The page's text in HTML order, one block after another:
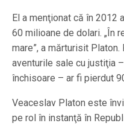
El a menţionat că în 2012
60 milioane de dolari. „În
mare”, a mărturisit
aventurile sale cu justiţia
închisoare – ar fi pierdut
Veaceslav Platon este
pe rol în instanţă în